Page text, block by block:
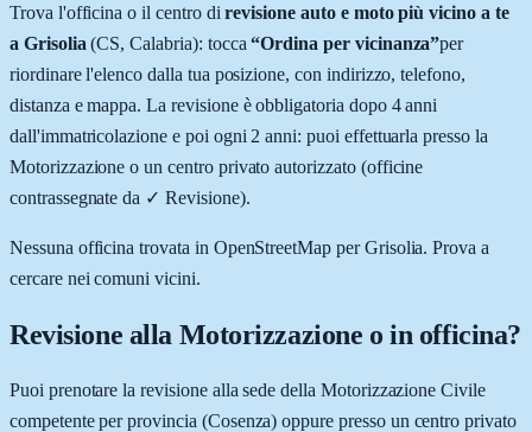
Trova l'officina o il centro di revisione auto e moto più vicino a te
a Grisolia (CS,Calabria): tocca“Ordina per vicinanza”per
riordinare l'elenco dalla tua posizione, con indirizzo, telefono,
distanza e mappa. La revisione è obbligatoria dopo 4 anni
dall'immatricolazione e poi ogni 2 anni: puoi effettuarla presso la
Motorizzazione o un centro privato autorizzato (officine
contrassegnate da ✓ Revisione).
Nessuna officina trovata in OpenStreetMap perGrisolia. Prova a
cercare nei comuni vicini.
Revisione alla Motorizzazione o in officina?
Puoi prenotare la revisione alla sede della Motorizzazione Civile
competente per provincia (Cosenza) oppure presso un centro privato